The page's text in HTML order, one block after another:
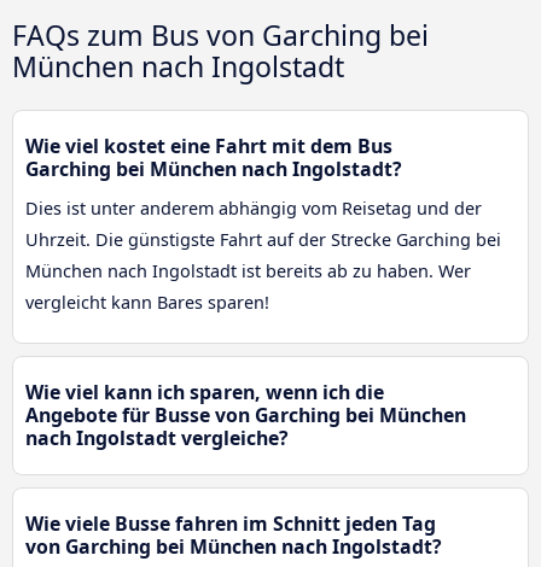
FAQs zum Bus von Garching bei
München nach Ingolstadt
Wie viel kostet eine Fahrt mit dem Bus
Garching bei München nach Ingolstadt?
Dies ist unter anderem abhängig vom Reisetag und der
Uhrzeit. Die günstigste Fahrt auf der Strecke Garching bei
München nach Ingolstadt ist bereits ab zu haben. Wer
vergleicht kann Bares sparen!
Wie viel kann ich sparen, wenn ich die
Angebote für Busse von Garching bei München
nach Ingolstadt vergleiche?
Wie viele Busse fahren im Schnitt jeden Tag
von Garching bei München nach Ingolstadt?